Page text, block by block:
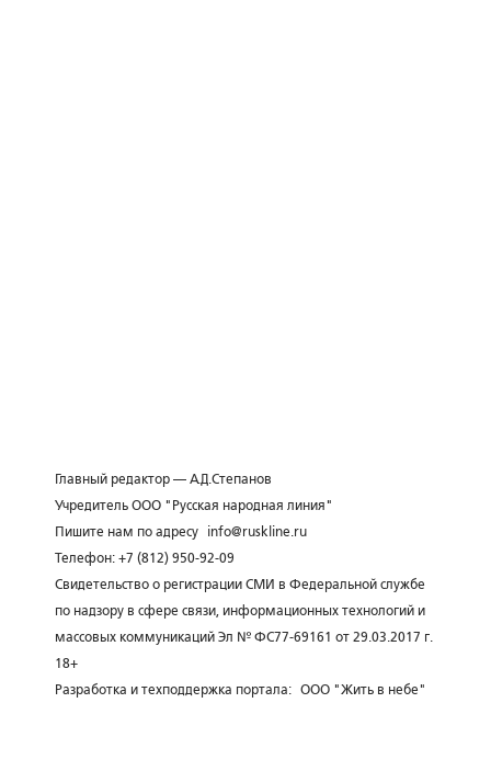
Главный редактор — А.Д.Степанов
Учредитель ООО "Русская народная линия"
Пишите нам по адресу
info@ruskline.ru
Телефон: +7 (812) 950-92-09
Свидетельство о регистрации СМИ в Федеральной службе
по надзору в сфере связи, информационных технологий и
массовых коммуникаций Эл № ФС77-69161 от 29.03.2017 г.
18+
Разработка и техподдержка портала: ООО "Жить в небе"